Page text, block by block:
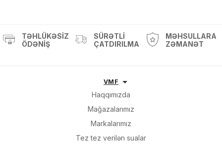
TƏHLÜKƏSIZ
ÖDƏNIŞ
SÜRƏTLI
ÇATDIRILMA
MƏHSULLARA
ZƏMANƏT
VMF
Haqqımızda
Mağazalarımız
Markalarımız
Tez tez verilən sualar